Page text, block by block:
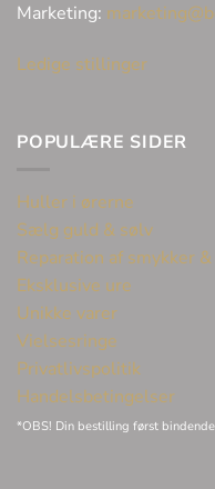
Marketing:
Ledige stillinger
POPULÆRE SIDER
Huller i ørerne
Sælg guld & sølv
Reparation af smykker
Eksklusive ure
Unikke varer
Vielsesringe
Privatlivspolitik
Handelsbetingelser
*OBS! Din bestilling først